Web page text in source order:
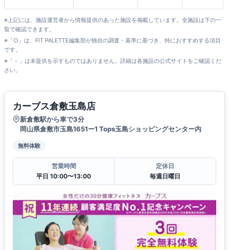
※上記には、施設運営者から情報提供のあった施設を掲載しています。全施設は下の一
覧で確認できます。
※「○」は、FIT PALETTE編集部が独自の調査・基準に基づき、特におすすめする項目
です。
※「－」は未提供を示すものではありません。詳細は各施設の公式サイトをご確認くだ
さい。
カーブス倉敷玉島店
新倉敷駅から車で3分
岡山県倉敷市玉島1651ー1 Tops玉島ショッピングセンター内
無料体験
営業時間
平日 10:00〜13:00
定休日
毎週日曜日